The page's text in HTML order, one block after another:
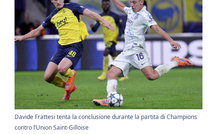
Davide Frattesi tenta la conclusione durante la partita di Champions
contro l’Union Saint-Gilloise